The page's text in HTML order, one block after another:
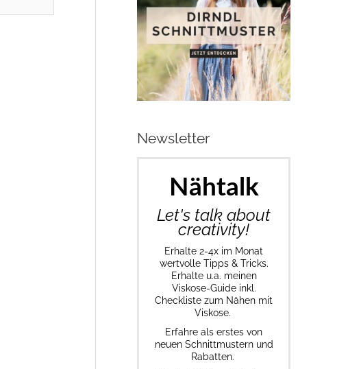
Newsletter
Nähtalk
Let's talk about
creativity!
Erhalte 2-4x im Monat
wertvolle Tipps & Tricks.
Erhalte u.a. meinen
Viskose-Guide inkl.
Checkliste zum Nähen mit
Viskose.
Erfahre als erstes von
neuen Schnittmustern und
Rabatten.